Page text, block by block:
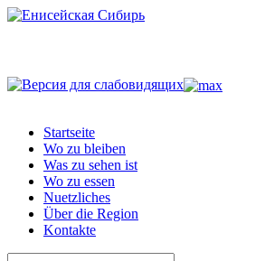
Startseite
Wo zu bleiben
Was zu sehen ist
Wo zu essen
Nuetzliches
Über die Region
Kontakte